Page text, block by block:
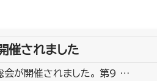
されました
が開催されました。 第9 …